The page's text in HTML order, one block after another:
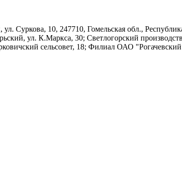
Суркова, 10, 247710, Гомельская обл.,
ул. К.Маркса, 30; Светлогорский
сельсовет, 18; Филиал ОАО